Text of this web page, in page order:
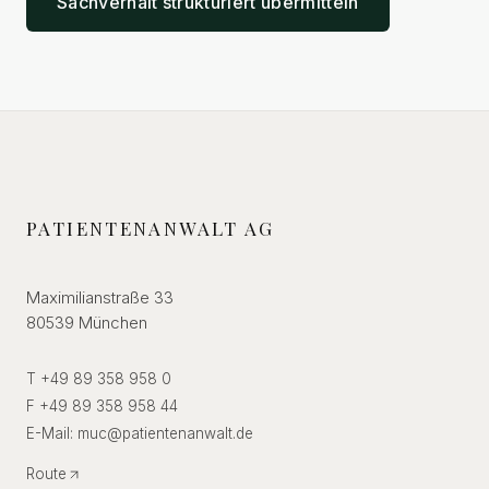
PATIENTENANWALT AG
Maximilianstraße 33
80539 München
T +49 89 358 958 0
F +49 89 358 958 44
E-Mail: muc@patientenanwalt.de
Route